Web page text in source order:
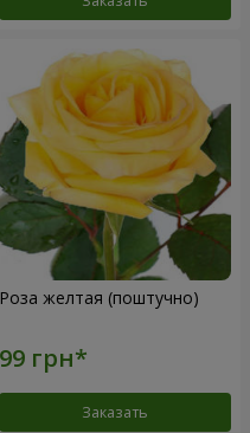
Роза желтая (поштучно)
Заказать